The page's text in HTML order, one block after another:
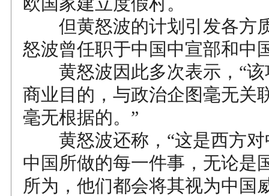
但黄怒波的计划引发各方
怒波曾任职于中国中宣部和中
黄怒波因此多次表示，“该
商业目的，与政治企图毫无关
毫无根据的。”
黄怒波还称，“这是西方对
中国所做的每一件事，无论是
所为，他们都会将其视为中国